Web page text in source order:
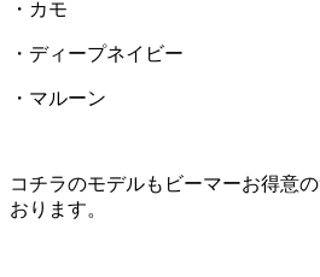
・カモ
・ディープネイビー
・マルーン
コチラのモデルもビーマーお得意
おります。